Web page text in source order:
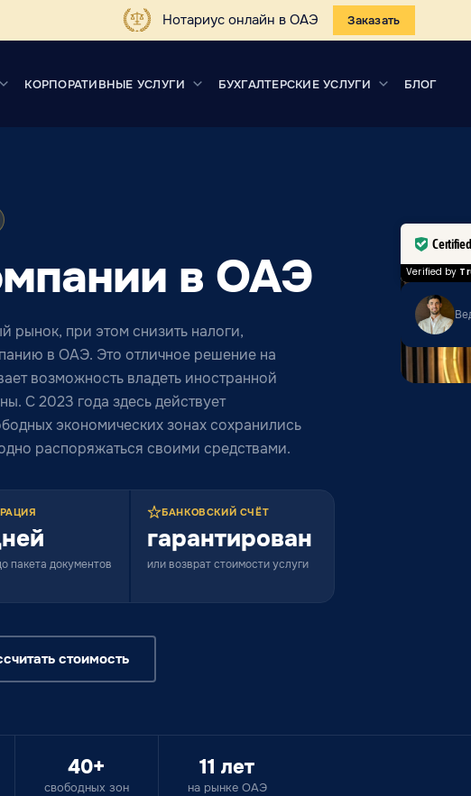
Нотариус онлайн в ОАЭ Заказать
КОРПОРАТИВНЫЕ УСЛУГИ БУХГАЛТЕРСКИЕ УСЛУГИ БЛОГ
в ОАЭ
рынок, при этом снизить налоги,
в ОАЭ. Это отличное решение на
возможность владеть иностранной
С 2023 года здесь действует
экономических зонах сохранились
распоряжаться своими средствами.
пакета документов
БАНКОВСКИЙ СЧЁТ
гарантирован
или возврат стоимости услуги
стоимость
Verified by
40+
свободных зон
11 лет
на рынке ОАЭ